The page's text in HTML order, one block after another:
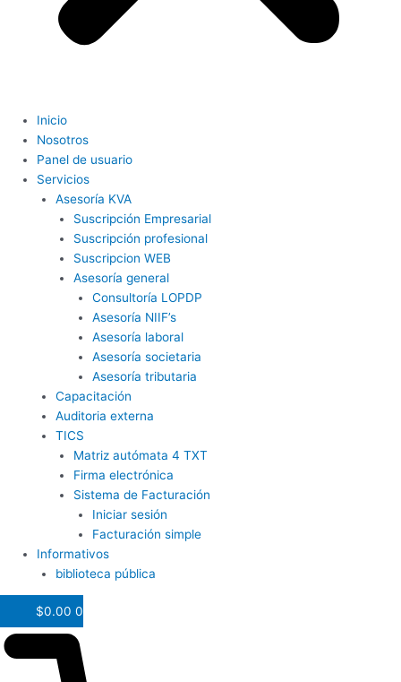
Inicio
Nosotros
Panel de usuario
Servicios
Asesoría KVA
Suscripción Empresarial
Suscripción profesional
Suscripcion WEB
Asesoría general
Consultoría LOPDP
Asesoría NIIF’s
Asesoría laboral
Asesoría societaria
Asesoría tributaria
Capacitación
Auditoria externa
TICS
Matriz autómata 4 TXT
Firma electrónica
Sistema de Facturación
Iniciar sesión
Facturación simple
Informativos
biblioteca pública
$0.00 0